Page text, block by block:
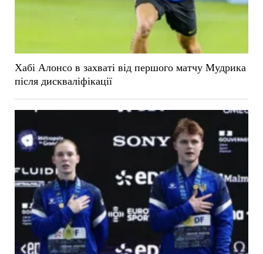
Хабі Алонсо в захваті від першого матчу Мудрика
після дискваліфікації